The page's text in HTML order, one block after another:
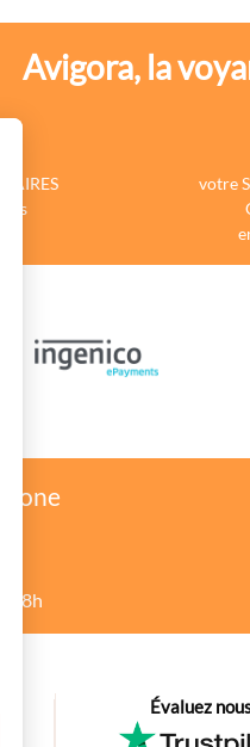
Avigora, la
votre
18h
Évaluez
petit bout de code que nous